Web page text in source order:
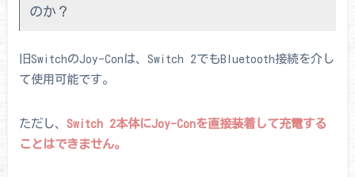
のか？
旧SwitchのJoy-Conは、Switch 2でもBluetooth接続を介し
て使用可能です。
ただし、 Switch 2本体にJoy-Conを直接装着して充電する
ことはできません。